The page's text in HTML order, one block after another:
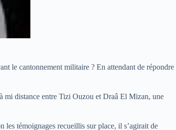
le cantonnement militaire ? En attendant de répondre
mi distance entre Tizi Ouzou et Draâ El Mizan, une
les témoignages recueillis sur place, il s’agirait de